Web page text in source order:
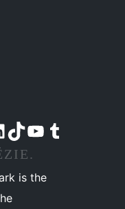
account
ons LinkedIn account
Bezoek ons TikTok account
Bezoek ons YouTube kanaalBezoek ons Tumblr account
is the